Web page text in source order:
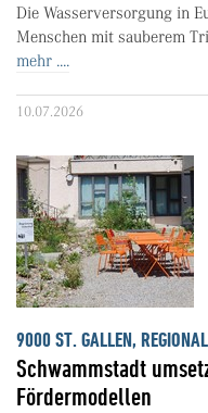
Die Wasserversorgung in
Menschen mit sauberem
mehr ....
10.07.2026
9000 ST. GALLEN,
Schwammstadt
Fördermodellen